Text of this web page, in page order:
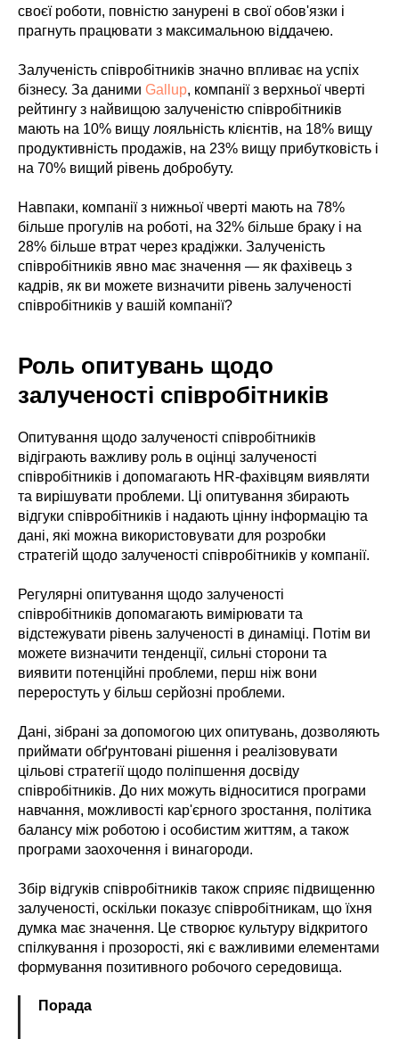
своєї роботи, повністю занурені в свої обов'язки і
прагнуть працювати з максимальною віддачею.
Залученість співробітників значно впливає на успіх
бізнесу. За даними Gallup, компанії з верхньої чверті
рейтингу з найвищою залученістю співробітників
мають на 10% вищу лояльність клієнтів, на 18% вищу
продуктивність продажів, на 23% вищу прибутковість і
на 70% вищий рівень добробуту.
Навпаки, компанії з нижньої чверті мають на 78%
більше прогулів на роботі, на 32% більше браку і на
28% більше втрат через крадіжки. Залученість
співробітників явно має значення — як фахівець з
кадрів, як ви можете визначити рівень залученості
співробітників у вашій компанії?
Роль опитувань щодо
залученості співробітників
Опитування щодо залученості співробітників
відіграють важливу роль в оцінці залученості
співробітників і допомагають HR-фахівцям виявляти
та вирішувати проблеми. Ці опитування збирають
відгуки співробітників і надають цінну інформацію та
дані, які можна використовувати для розробки
стратегій щодо залученості співробітників у компанії.
Регулярні опитування щодо залученості
співробітників допомагають вимірювати та
відстежувати рівень залученості в динаміці. Потім ви
можете визначити тенденції, сильні сторони та
виявити потенційні проблеми, перш ніж вони
переростуть у більш серйозні проблеми.
Дані, зібрані за допомогою цих опитувань, дозволяють
приймати обґрунтовані рішення і реалізовувати
цільові стратегії щодо поліпшення досвіду
співробітників. До них можуть відноситися програми
навчання, можливості кар'єрного зростання, політика
балансу між роботою і особистим життям, а також
програми заохочення і винагороди.
Збір відгуків співробітників також сприяє підвищенню
залученості, оскільки показує співробітникам, що їхня
думка має значення. Це створює культуру відкритого
спілкування і прозорості, які є важливими елементами
формування позитивного робочого середовища.
Порада